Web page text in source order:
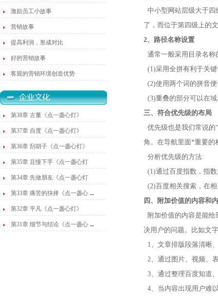
激励员工小故事
营销故事
提高利润，形成对比
好的营销故事
客观的营销环境创造优势
第38章 古董《点一盏心灯》
第37章 自度《点一盏心灯》
第36章 刮胡子《点一盏心灯》
第35章 且慢下手《点一盏心灯
第34章 先做朋友《点一盏心灯
第33章 痛苦的抉择《点一盏心 ..
第32章 平凡《点一盏心灯》
第31章 细节与结论《点一盏心 ..
中小型网站层级大于四
了，而位于第四级上的
2、路径名称设置
通常一般采用目录名称
(1)采用全拼有利于关
(2)使用两个词的拼音
(3)重叠的部分可以在
三、符合优先级的布局
优先级也是我们常说的
角。在导航里面*重要的
分析优先级的方法:
(1)通过百度指数，指
(2)百度相关搜索，在
四、附加价值的内容和
附加价值的内容是能给
决用户的问题。比如文
1、文章排版段落清晰
2、通过图片、视频、
3、通过整理百度知道
4、当内容出现用户难